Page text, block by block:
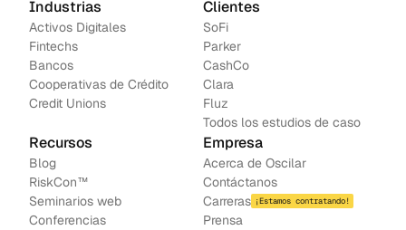
Industrias
Activos Digitales
Fintechs
Bancos
Cooperativas de Crédito
Credit Unions
Clientes
SoFi
Parker
CashCo
Clara
Fluz
Todos los estudios de caso
Recursos
Blog
RiskCon™
Seminarios web
Conferencias
Empresa
Acerca de Oscilar
Contáctanos
Carreras ¡Estamos contratando!
Prensa